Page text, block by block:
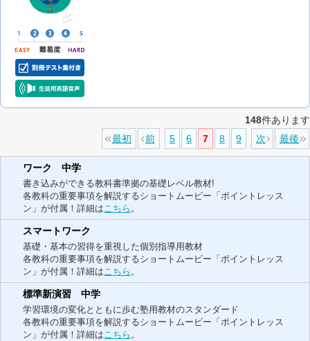
148件あります
最初
前 5 6 7 8 9 次 最後
ワーク 中学
書き込みができる教科書準拠の基礎レベル教材!
各教科の重要事項を解説するショートムービー「ポイントレッス
ン」が付属！詳細はこちら 。
スマートワーク
基礎・基本の習得を重視した個別指導用教材
各教科の重要事項を解説するショートムービー「ポイントレッス
ン」が付属！詳細はこちら 。
標準新演習 中学
学習環境の変化とともに歩む塾用教材のスタンダード
各教科の重要事項を解説するショートムービー「ポイントレッス
ン」が付属！詳細はこちら 。